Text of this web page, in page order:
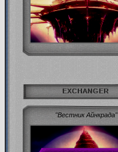
EXCHANGER
"Вестник Айнкрада"